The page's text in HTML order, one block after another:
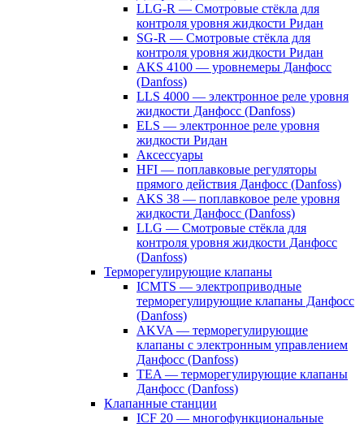
LLG-R — Смотровые стёкла для
контроля уровня жидкости Ридан
SG-R — Смотровые стёкла для
контроля уровня жидкости Ридан
AKS 4100 — уровнемеры Данфосс
(Danfoss)
LLS 4000 — электронное реле уровня
жидкости Данфосс (Danfoss)
ELS — электронное реле уровня
жидкости Ридан
Аксессуары
HFI — поплавковые регуляторы
прямого действия Данфосс (Danfoss)
AKS 38 — поплавковое реле уровня
жидкости Данфосс (Danfoss)
LLG — Смотровые стёкла для
контроля уровня жидкости Данфосс
(Danfoss)
Терморегулирующие клапаны
ICMTS — электроприводные
терморегулирующие клапаны Данфосс
(Danfoss)
AKVA — терморегулирующие
клапаны с электронным управлением
Данфосс (Danfoss)
TEA — терморегулирующие клапаны
Данфосс (Danfoss)
Клапанные станции
ICF 20 — многофункциональные